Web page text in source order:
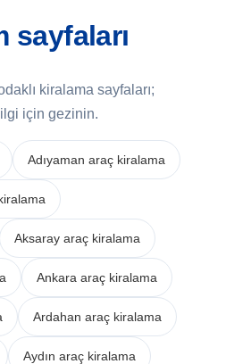
sayfaları
kiralama sayfaları;
için gezinin.
Adıyaman araç kiralama
Aksaray araç kiralama
Ankara araç kiralama
Ardahan araç kiralama
Aydın araç kiralama